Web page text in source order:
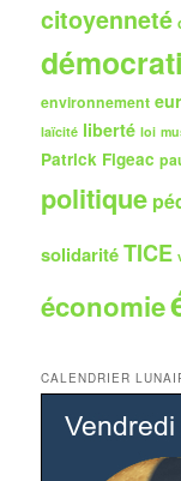
citoyenneté
environnement
laïcité liberté loi
Patrick Figeac
politique
solidaritéTICE
économie
CALENDRIER